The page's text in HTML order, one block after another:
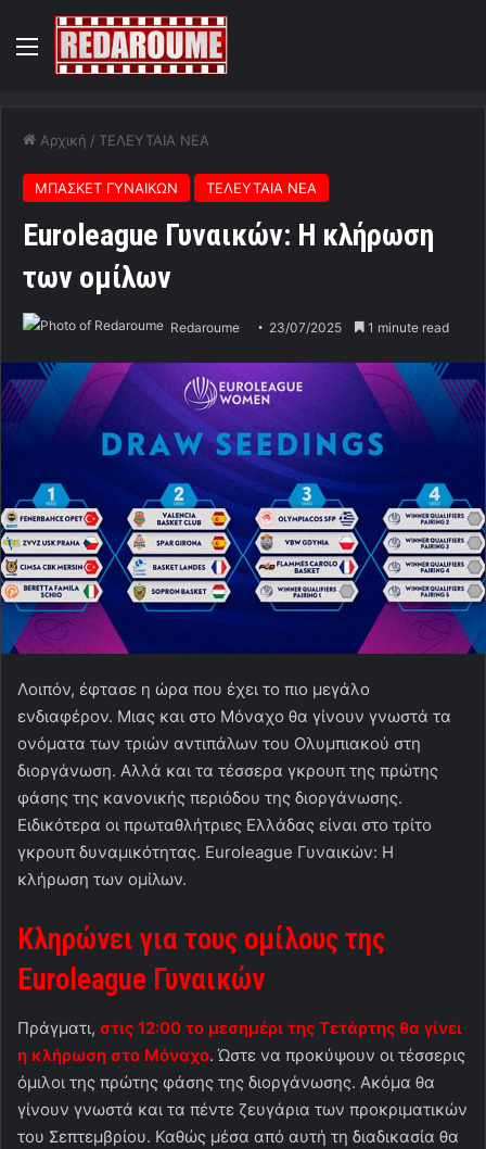
Menu
Αρχική / ΤΕΛΕΥΤΑΙΑ ΝΕΑ
ΜΠΑΣΚΕΤ ΓΥΝΑΙΚΩΝ ΤΕΛΕΥΤΑΙΑ ΝΕΑ
Euroleague Γυναικών: Η κλήρωση
των ομίλων
Redaroume 23/07/2025 1 minute read
Λοιπόν, έφτασε η ώρα που έχει το πιο μεγάλο
ενδιαφέρον. Μιας και στο Μόναχο θα γίνουν γνωστά τα
ονόματα των τριών αντιπάλων του Ολυμπιακού στη
διοργάνωση. Αλλά και τα τέσσερα γκρουπ της πρώτης
φάσης της κανονικής περιόδου της διοργάνωσης.
Ειδικότερα οι πρωταθλήτριες Ελλάδας είναι στο τρίτο
γκρουπ δυναμικότητας. Euroleague Γυναικών: Η
κλήρωση των ομίλων.
Κληρώνει για τους ομίλους της
Euroleague Γυναικών
Πράγματι, στις 12:00 το μεσημέρι της Τετάρτης θα γίνει
η κλήρωση στο Μόναχο. Ώστε να προκύψουν οι τέσσερις
όμιλοι της πρώτης φάσης της διοργάνωσης. Ακόμα θα
γίνουν γνωστά και τα πέντε ζευγάρια των προκριματικών
του Σεπτεμβρίου. Καθώς μέσα από αυτή τη διαδικασία θα